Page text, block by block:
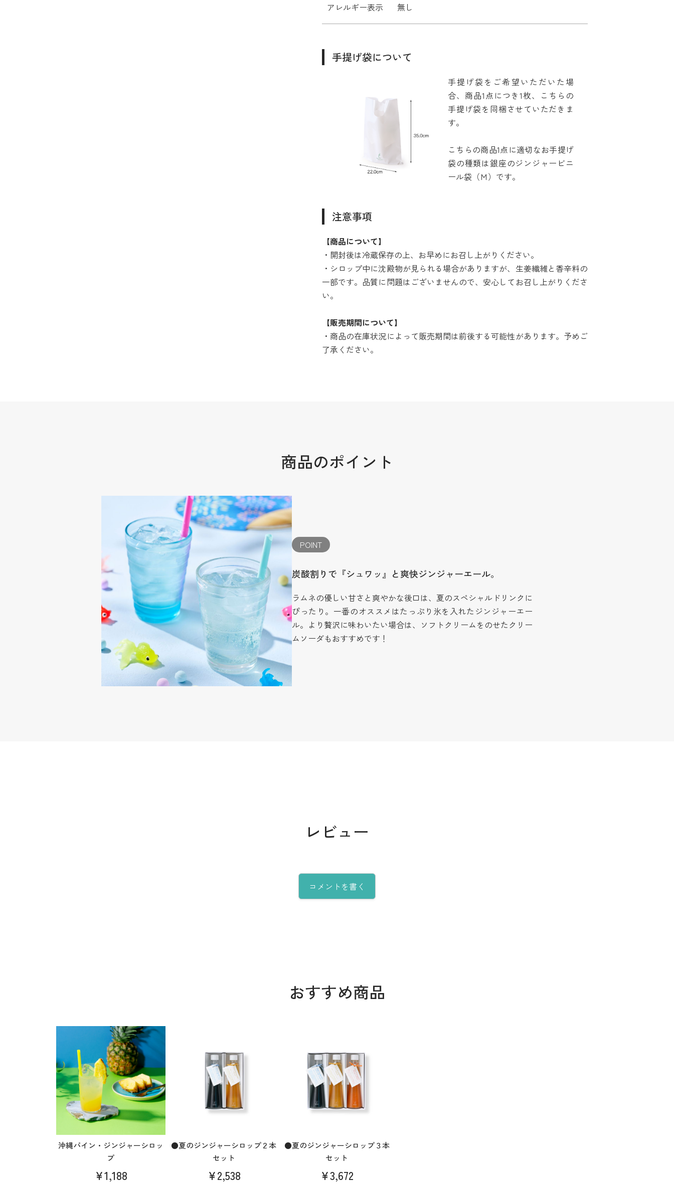
アレルギー表示 無し
手提げ袋について
手提げ袋をご希望いただいた場
合、商品1点につき1枚、こちらの
手提げ袋を同梱させていただきま
す。
こちらの商品1点に適切なお手提げ
袋の種類は銀座のジンジャービニ
ール袋（Ｍ）です。
注意事項
【商品について】
・開封後は冷蔵保存の上、お早めにお召し上がりください。
・シロップ中に沈殿物が見られる場合がありますが、生姜繊維と香辛料の
一部です。品質に問題はございませんので、安心してお召し上がりくださ
い。
【販売期間について】
・商品の在庫状況によって販売期間は前後する可能性があります。予めご
了承ください。
商品のポイント
POINT
炭酸割りで『シュワッ』と爽快ジンジャーエール。
ラムネの優しい甘さと爽やかな後口は、夏のスペシャルドリンクに
ぴったり。一番のオススメはたっぷり氷を入れたジンジャーエー
ル。より贅沢に味わいたい場合は、ソフトクリームをのせたクリー
ムソーダもおすすめです！
レビュー
コメントを書く
おすすめ商品
沖縄パイン・ジンジャーシロッ
プ
¥1,188
●夏のジンジャーシロップ２本
セット
¥2,538
●夏のジンジャーシロップ３本
セット
¥3,672